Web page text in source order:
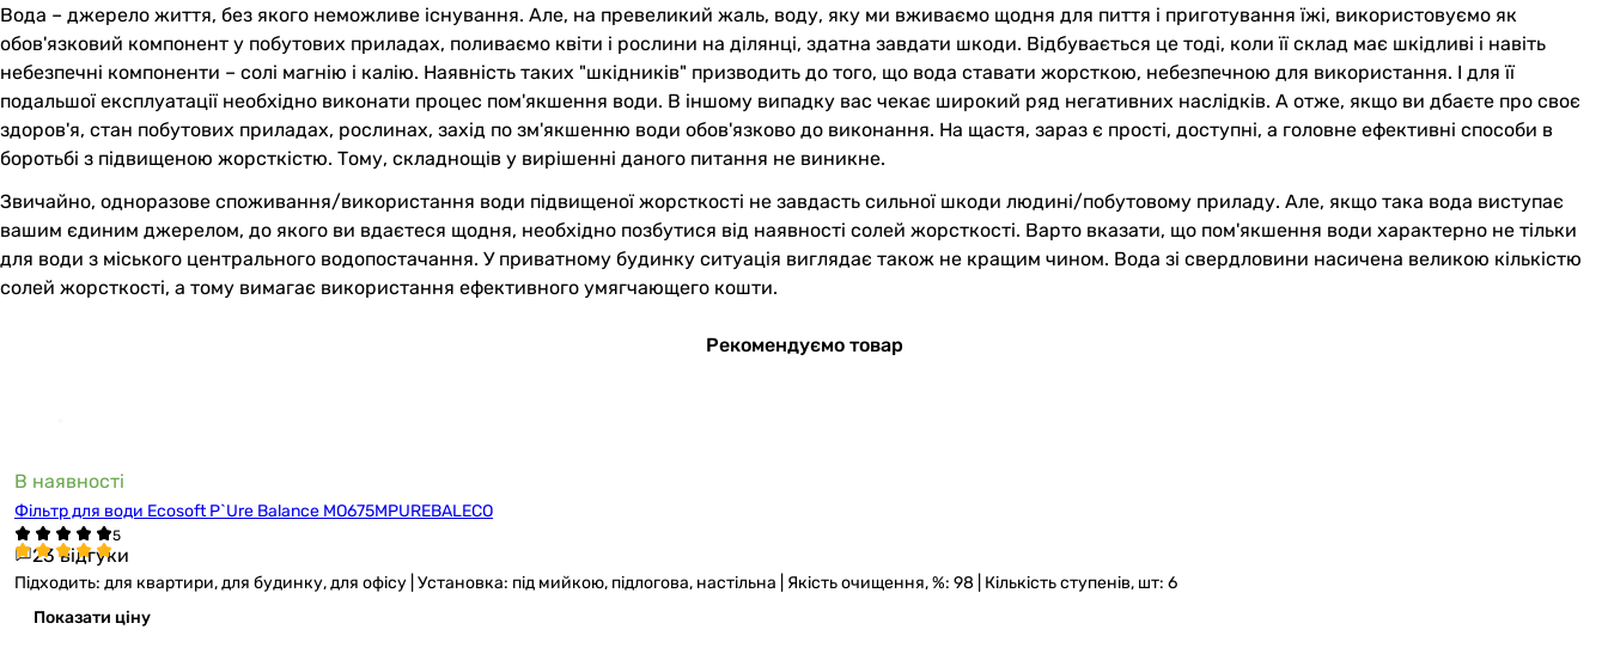
Вода – джерело життя, без якого неможливе існування. Але, на превеликий жаль, воду, яку ми вживаємо щодня для пиття і приготування їжі, використовуємо як
обов'язковий компонент у побутових приладах, поливаємо квіти і рослини на ділянці, здатна завдати шкоди. Відбувається це тоді, коли її склад має шкідливі і навіть
небезпечні компоненти – солі магнію і калію. Наявність таких "шкідників" призводить до того, що вода ставати жорсткою, небезпечною для використання. І для її
подальшої експлуатації необхідно виконати процес пом'якшення води. В іншому випадку вас чекає широкий ряд негативних наслідків. А отже, якщо ви дбаєте про своє
здоров'я, стан побутових приладах, рослинах, захід по зм'якшенню води обов'язково до виконання. На щастя, зараз є прості, доступні, а головне ефективні способи в
боротьбі з підвищеною жорсткістю. Тому, складнощів у вирішенні даного питання не виникне.
Звичайно, одноразове споживання/використання води підвищеної жорсткості не завдасть сильної шкоди людині/побутовому приладу. Але, якщо така вода виступає
вашим єдиним джерелом, до якого ви вдаєтеся щодня, необхідно позбутися від наявності солей жорсткості. Варто вказати, що пом'якшення води характерно не тільки
для води з міського центрального водопостачання. У приватному будинку ситуація виглядає також не кращим чином. Вода зі свердловини насичена великою кількістю
солей жорсткості, а тому вимагає використання ефективного умягчающего кошти.
Рекомендуємо товар
В наявності
Фільтр для води Ecosoft P`Ure Balance MO675MPUREBALECO
23 відгуки
Підходить: для квартири, для будинку, для офісу | Установка: під мийкою, підлогова, настільна | Якість очищення, %: 98 | Кількість ступенів, шт: 6
Показати ціну